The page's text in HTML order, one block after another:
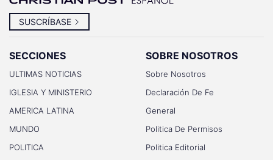
SUSCRÍBASE
SECCIONES
ULTIMAS NOTICIAS
IGLESIA Y MINISTERIO
AMERICA LATINA
MUNDO
POLITICA
SOBRE NOSOTROS
Sobre Nosotros
Declaración De Fe
General
Politica De Permisos
Politica Editorial